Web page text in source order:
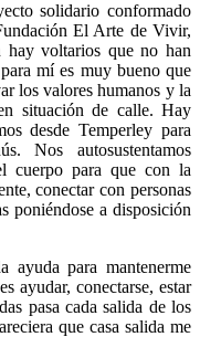
solidario conformado
El Arte de Vivir,
hay voltarios que no han
mí es muy bueno que
los valores humanos y la
situación de calle. Hay
desde Temperley para
Nos autosustentamos
cuerpo para que con la
conectar con personas
poniéndose a disposición
ayuda para mantenerme
ayudar, conectarse, estar
pasa cada salida de los
que casa salida me